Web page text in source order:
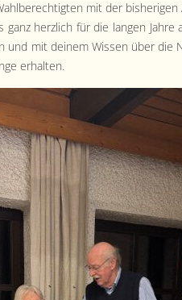
mit der
her­zlich für die lan­gen
und mit deinem Wis­sen über die
erhalten.